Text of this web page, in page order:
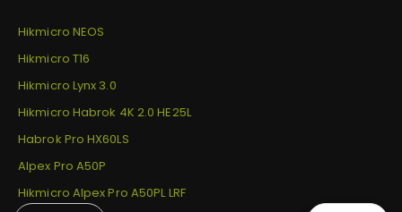
Hikmicro NEOS
Hikmicro T16
Hikmicro Lynx 3.0
Hikmicro Habrok 4K 2.0 HE25L
Habrok Pro HX60LS
Alpex Pro A50P
Hikmicro Alpex Pro A50PL LRF